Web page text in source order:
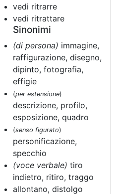
vedi ritrarre
vedi ritrattare
Sinonimi
(di persona) immagine,
raffigurazione, disegno,
dipinto, fotografia,
effigie
(per estensione)
descrizione, profilo,
esposizione, quadro
(senso figurato)
personificazione,
specchio
(voce verbale) tiro
indietro, ritiro, traggo
allontano, distolgo